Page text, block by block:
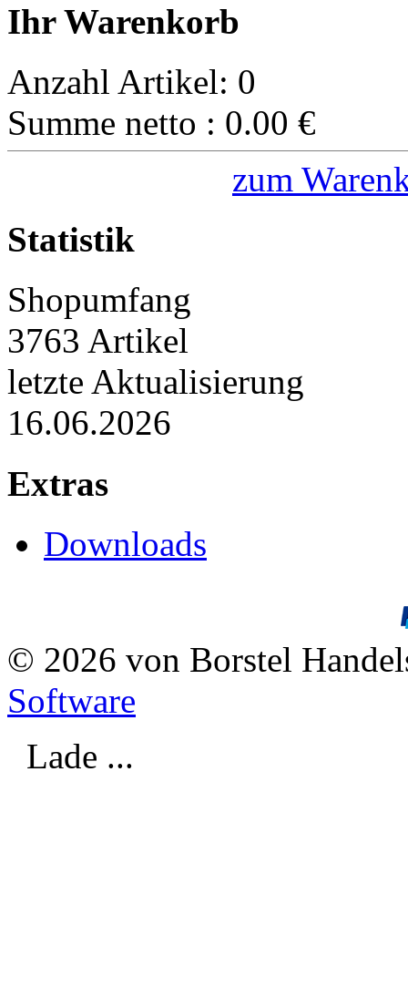
Ihr Warenkorb
Anzahl Artikel: 0
Summe netto : 0.00 €
zum
Statistik
Shopumfang
3763 Artikel
letzte Aktualisierung
16.06.2026
Extras
Downloads
© 2026 von Borstel
Software
Lade ...